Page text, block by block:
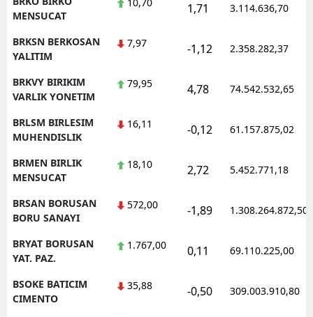
MENSUCAT
1,71 3.114.636,70
BRKSN BERKOSAN
YALITIM
7,97 -1,12 2.358.282,37
BRKVY BIRIKIM
VARLIK YONETIM
79,95 4,78 74.542.532,65
BRLSM BIRLESIM
MUHENDISLIK
16,11 -0,12 61.157.875,02
BRMEN BIRLIK
MENSUCAT
18,10 2,72 5.452.771,18
BRSAN BORUSAN
BORU SANAYI
572,00 -1,89 1.308.264.872,50
BRYAT BORUSAN
YAT. PAZ.
1.767,00 0,11 69.110.225,00
BSOKE BATICIM
CIMENTO
35,88 -0,50 309.003.910,80